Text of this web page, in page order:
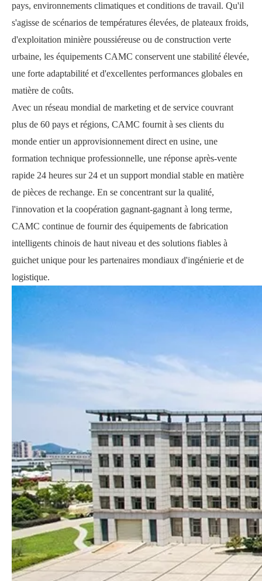
pays, environnements climatiques et conditions de travail. Qu'il
s'agisse de scénarios de températures élevées, de plateaux froids,
d'exploitation minière poussiéreuse ou de construction verte
urbaine, les équipements CAMC conservent une stabilité élevée,
une forte adaptabilité et d'excellentes performances globales en
matière de coûts.
Avec un réseau mondial de marketing et de service couvrant
plus de 60 pays et régions, CAMC fournit à ses clients du
monde entier un approvisionnement direct en usine, une
formation technique professionnelle, une réponse après-vente
rapide 24 heures sur 24 et un support mondial stable en matière
de pièces de rechange. En se concentrant sur la qualité,
l'innovation et la coopération gagnant-gagnant à long terme,
CAMC continue de fournir des équipements de fabrication
intelligents chinois de haut niveau et des solutions fiables à
guichet unique pour les partenaires mondiaux d'ingénierie et de
logistique.